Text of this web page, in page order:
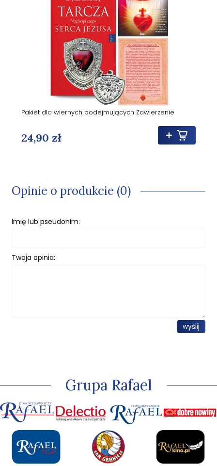
Pakiet dla wiernych podejmujących Zawierzenie
24,90 zł
Opinie o produkcie (0)
Imię lub pseudonim:
Twoja opinia:
wyślij
Grupa Rafael